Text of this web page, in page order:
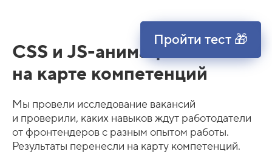
Пройти тест 🎁
CSS и JS-анимации
на карте компетенций
Мы провели исследование вакансий
и проверили, каких навыков ждут работодатели
от фронтендеров с разным опытом работы.
Результаты перенесли на карту компетенций.